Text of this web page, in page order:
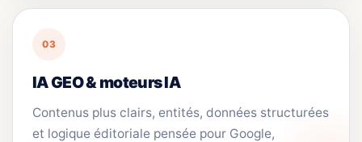
03
IA GEO & moteurs IA
Contenus plus clairs, entités, données structurées
et logique éditoriale pensée pour Google,